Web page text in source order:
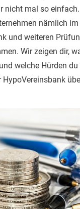
nicht mal so
nämlich
und weiteren
Wir zeigen dir,
welche Hürden